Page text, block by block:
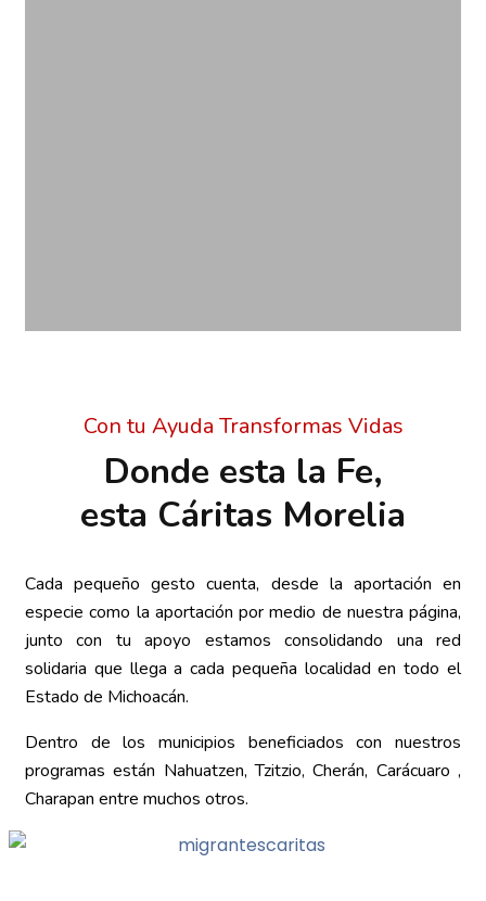
Con tu Ayuda Transformas Vidas
Donde esta la Fe,
esta Cáritas Morelia
Cada pequeño gesto cuenta, desde la aportación en
especie como la aportación por medio de nuestra página,
junto con tu apoyo estamos consolidando una red
solidaria que llega a cada pequeña localidad en todo el
Estado de Michoacán.
Dentro de los municipios beneficiados con nuestros
programas están Nahuatzen, Tzitzio, Cherán, Carácuaro ,
Charapan entre muchos otros.